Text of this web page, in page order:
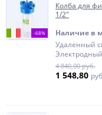
-68%
Колба для
1/2"
Наличие в
Удаленный
4 840,00 руб.
1 548,80